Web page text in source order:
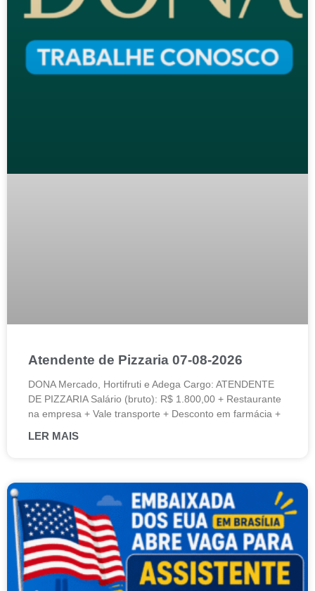
Atendente de Pizzaria 07-08-2026
DONA Mercado, Hortifruti e Adega Cargo: ATENDENTE
DE PIZZARIA Salário (bruto): R$ 1.800,00 + Restaurante
na empresa + Vale transporte + Desconto em farmácia +
LER MAIS